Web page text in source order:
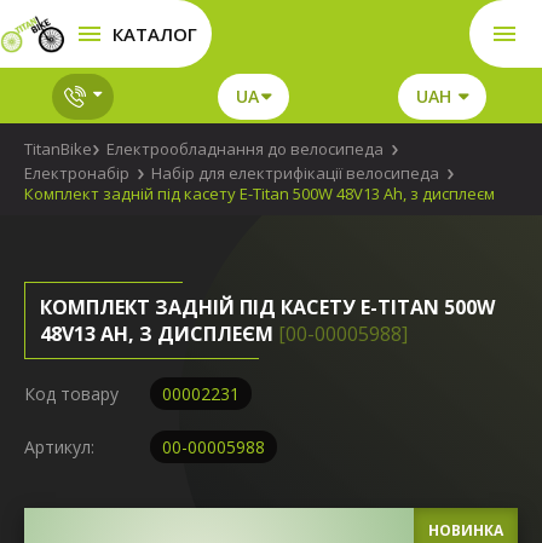
КАТАЛОГ
UA UAH
TitanBike
Електрообладнання до велосипеда
Електронабір
Набір для електрифікації велосипеда
Комплект задній під касету E-Titan 500W 48V13 Ah, з дисплеєм
КОМПЛЕКТ ЗАДНІЙ ПІД КАСЕТУ E-TITAN 500W
48V13 AH, З ДИСПЛЕЄМ [00-00005988]
Код товару 00002231
Артикул: 00-00005988
НОВИНКА